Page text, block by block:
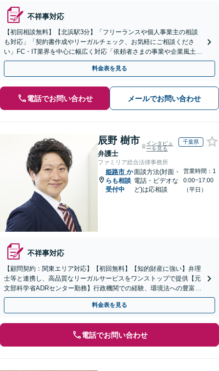
不祥事対応
【初回相談無料】【北浜駅3分】「フリーランスや個人事業主の相談
も対応」「契約書作成やリーガルチェック、お気軽にご相談くださ
い」FC・IT業界を中心に幅広く対応「依頼者さまの事業や企業風土を
熟知し、最適な解決策をご提案」【休日・夜間相談可】
料金表を見る
電話でお問い合わせ メールでお問い合わせ
辰野 樹市
弁護士
インタビュ
ーを見る
千葉県
ファミリア総合法律事務所
姫路市 か
らも相談
受付中
面談方法(対面・
電話・ビデオな
ど)は応相談
営業時間：1
0:00~17:00
（平日）
不祥事対応
【顧問契約：関東エリア対応】【初回無料】【知的財産に強い】弁理
士等と連携し、高品質なリーガルサービスをワンストップで提供【元
文部科学省ADRセンター勤務】行政機関での経験、環境法への豊富な
知識を活かし、事業者さまの抱える問題を解決へ導きます
料金表を見る
電話でお問い合わせ